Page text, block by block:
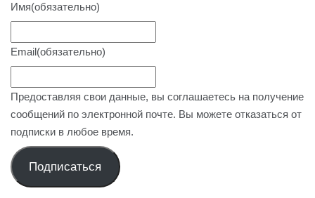
Имя(обязательно)
Email(обязательно)
Предоставляя свои данные, вы соглашаетесь на получение
сообщений по электронной почте. Вы можете отказаться от
подписки в любое время.
Подписаться